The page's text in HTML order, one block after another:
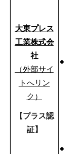
大東プレス
工業株式会
社
（外部サイ
トへリン
ク）
【プラス認
証】